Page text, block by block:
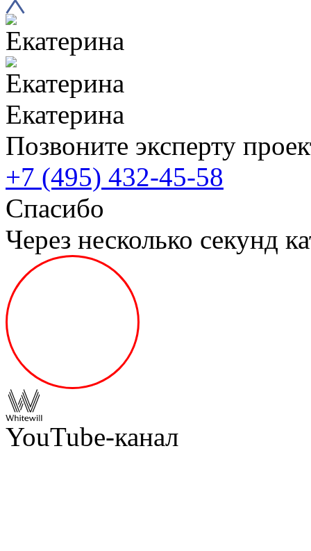
Екатерина
Позвоните эксперту
+7 (495) 432-45-58
Спасибо
Через несколько секунд
YouTube-канал